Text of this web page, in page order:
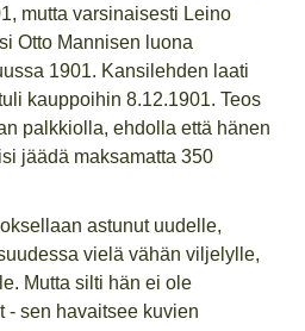
mutta varsinaisesti Leino
Otto Mannisen luona
1901. Kansilehden laati
kauppoihin 8.12.1901. Teos
palkkiolla, ehdolla että hänen
jäädä maksamatta 350
astunut uudelle,
vielä vähän viljelylle,
Mutta silti hän ei ole
- sen havaitsee kuvien